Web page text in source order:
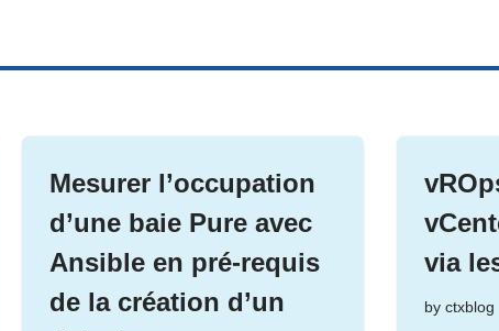
Mesurer l’occupation
d’une baie Pure avec
Ansible en pré-requis
de la création d’un
via
by ctxblog